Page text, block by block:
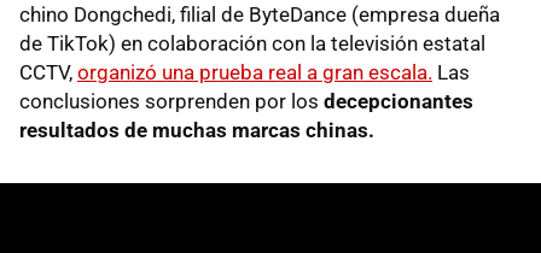
chino Dongchedi, filial de ByteDance (empresa dueña
de TikTok) en colaboración con la televisión estatal
CCTV, organizó una prueba real a gran escala. Las
conclusiones sorprenden por los decepcionantes
resultados de muchas marcas chinas.